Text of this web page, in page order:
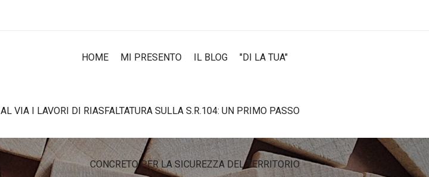
HOME MI PRESENTO IL BLOG "DI LA TUA"
AL VIA I LAVORI DI RIASFALTATURA SULLA S.R.104: UN PRIMO PASSO
CONCRETO PER LA SICUREZZA DEL TERRITORIO